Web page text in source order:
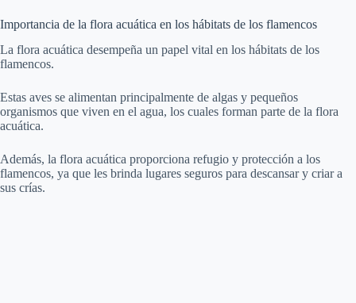
Importancia de la flora acuática en los hábitats de los flamencos
La flora acuática desempeña un papel vital en los hábitats de los
flamencos.
Estas aves se alimentan principalmente de algas y pequeños
organismos que viven en el agua, los cuales forman parte de la flora
acuática.
Además, la flora acuática proporciona refugio y protección a los
flamencos, ya que les brinda lugares seguros para descansar y criar a
sus crías.